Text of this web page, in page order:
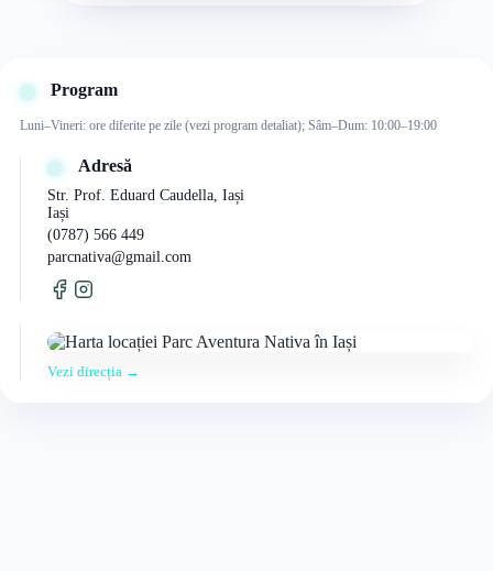
Program
Luni–Vineri: ore diferite pe zile (vezi program detaliat); Sâm–Dum: 10:00–19:00
Adresă
Str. Prof. Eduard Caudella, Iași
Iași
(0787) 566 449
parcnativa@gmail.com
Vezi direcția →